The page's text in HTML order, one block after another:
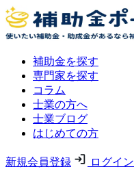
補助金を探す
専門家を探す
コラム
士業の方へ
士業ブログ
はじめての方
新規会員登録 ログイン